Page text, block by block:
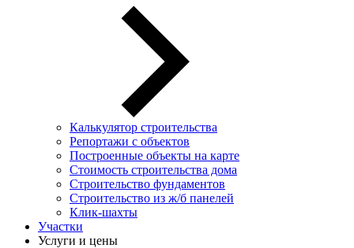
Калькулятор строительства
Репортажи с объектов
Построенные объекты на карте
Стоимость строительства дома
Строительство фундаментов
Строительство из ж/б панелей
Клик-шахты
Участки
Услуги и цены